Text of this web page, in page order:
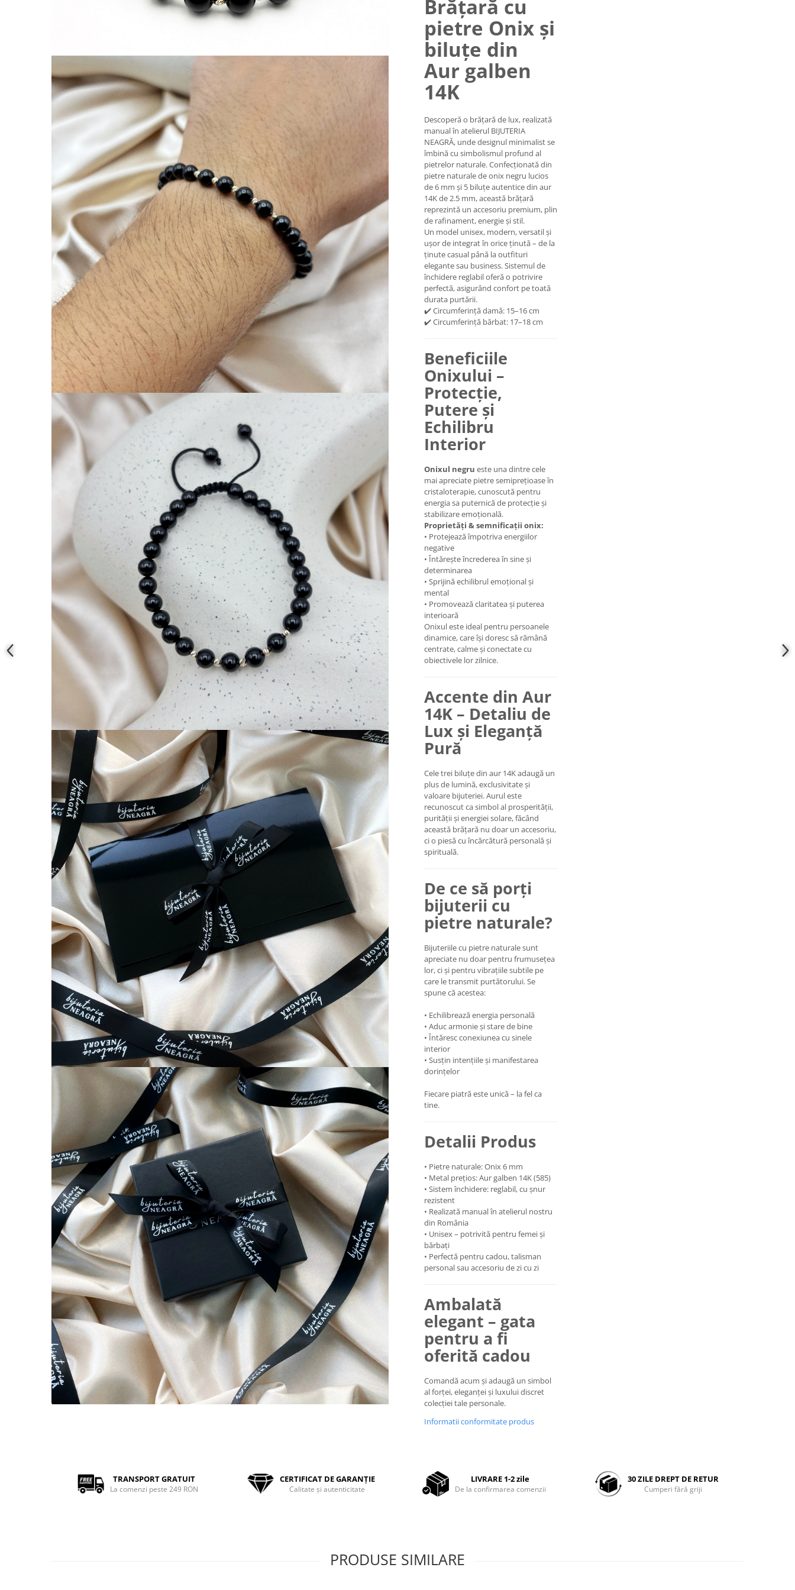
Lănțișoare cu Pietre Naturale
Lănțișoare Argint Diverse
COLIERE CU PERLE
Coliere cu Perle Naturale
Coliere cu Perle Preciosa
COLIERE ȘNUR REGLABIL
Coliere cu Inimioare
Coliere cu Cruce
Coliere cu Stea
Coliere cu Soare
Coliere cu Semilună
Coliere cu Zodii
Coliere cu Flori
Coliere cu Animale
Coliere cu Molecule
Coliere Diverse
BRĂȚĂRI CU ȘNUR REGLABIL
Brățări din Aur cu șnur reglabil
Brățări din Argint cu șnur reglabil
BRĂȚĂRI CU PIETRE SEMIPREȚIOASE
Brățări din Aur cu pietre
semiprețioase
Brățări din Argint cu pietre
semiprețioase
Brățări elastice cu pietre
Brățări de picior din Aur
Brățări de picior din Argint
Coliere cu mărgele colorate și
Coliere cu pietre semiprețioase
Brățară cu
pietre Onix și
biluțe din
Aur galben
14K
Descoperă o brățară de lux, realizată
manual în atelierul BIJUTERIA
NEAGRĂ, unde designul minimalist se
îmbină cu simbolismul profund al
pietrelor naturale. Confecționată din
pietre naturale de onix negru lucios
de 6 mm și 5 biluțe autentice din aur
14K de 2.5 mm, această brățară
reprezintă un accesoriu premium, plin
de rafinament, energie și stil.
Un model unisex, modern, versatil și
ușor de integrat în orice ținută – de la
ținute casual până la outfituri
elegante sau business. Sistemul de
închidere reglabil oferă o potrivire
perfectă, asigurând confort pe toată
durata purtării.
✔️ Circumferință damă: 15–16 cm
✔️ Circumferință bărbat: 17–18 cm
Beneficiile
Onixului –
Protecție,
Putere și
Echilibru
Interior
Onixul negru este una dintre cele
mai apreciate pietre semiprețioase în
cristaloterapie, cunoscută pentru
energia sa puternică de protecție și
stabilizare emoțională.
Proprietăți & semnificații onix:
• Protejează împotriva energiilor
negative
• Întărește încrederea în sine și
determinarea
• Sprijină echilibrul emoțional și
mental
• Promovează claritatea și puterea
interioară
Onixul este ideal pentru persoanele
dinamice, care își doresc să rămână
centrate, calme și conectate cu
obiectivele lor zilnice.
Accente din Aur
14K – Detaliu de
Lux și Eleganță
Pură
Cele trei biluțe din aur 14K adaugă un
plus de lumină, exclusivitate și
valoare bijuteriei. Aurul este
recunoscut ca simbol al prosperității,
purității și energiei solare, făcând
această brățară nu doar un accesoriu,
ci o piesă cu încărcătură personală și
spirituală.
De ce să porți
bijuterii cu
pietre naturale?
Bijuteriile cu pietre naturale sunt
apreciate nu doar pentru frumusețea
lor, ci și pentru vibrațiile subtile pe
care le transmit purtătorului. Se
spune că acestea:
• Echilibrează energia personală
• Aduc armonie și stare de bine
• Întăresc conexiunea cu sinele
interior
• Susțin intențiile și manifestarea
dorințelor
Fiecare piatră este unică – la fel ca
tine.
Detalii Produs
• Pietre naturale: Onix 6 mm
• Metal prețios: Aur galben 14K (585)
• Sistem închidere: reglabil, cu șnur
rezistent
• Realizată manual în atelierul nostru
din România
• Unisex – potrivită pentru femei și
bărbați
• Perfectă pentru cadou, talisman
personal sau accesoriu de zi cu zi
Ambalată
elegant – gata
pentru a fi
oferită cadou
Comandă acum și adaugă un simbol
al forței, eleganței și luxului discret
colecției tale personale.
Informatii conformitate produs
TRANSPORT GRATUIT
La comenzi peste 249 RON
CERTIFICAT DE GARANȚIE
Calitate și autenticitate
LIVRARE 1-2 zile
De la confirmarea comenzii
30 ZILE DREPT DE RETUR
Cumperi fără griji
PRODUSE SIMILARE